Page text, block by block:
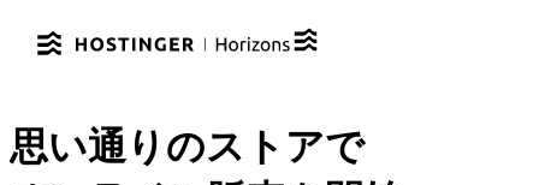
思い通りのストアで